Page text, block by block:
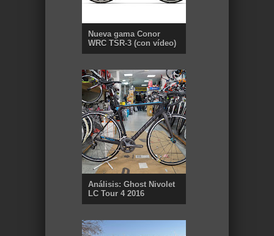
Nueva gama Conor
WRC TSR-3 (con vídeo)
Análisis: Ghost Nivolet
LC Tour 4 2016